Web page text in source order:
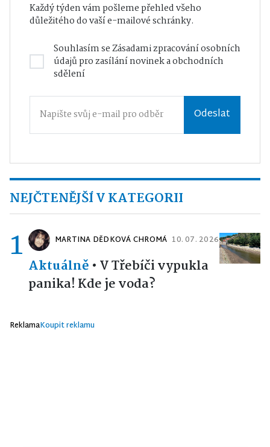
Každý týden vám pošleme přehled všeho
důležitého do vaší e-mailové schránky.
Souhlasím seZásadami zpracování osobních
údajůpro zasílání novinek a obchodních
sdělení
Odeslat
NEJČTENĚJŠÍ V KATEGORII
1 MARTINA DĚDKOVÁ CHROMÁ 10. 07. 2026
Aktuálně • V Třebíči vypukla
panika! Kde je voda?
ReklamaKoupit reklamu